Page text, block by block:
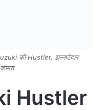
की Hustler, झन्नाटेदार
Hustler